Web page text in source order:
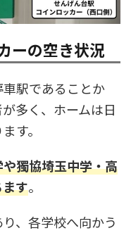
ーの空き状況
駅であることか
多く、ホームは日
す。
獨協埼玉中学・高
す。
、各学校へ向かう